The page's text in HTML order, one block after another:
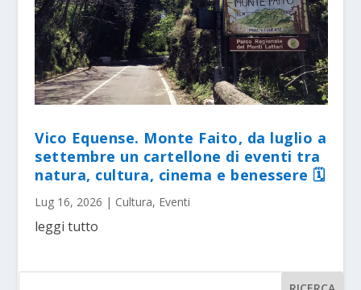
Vico Equense. Monte Faito, da luglio a
settembre un cartellone di eventi tra
natura, cultura, cinema e benessere 🗓
Lug 16, 2026 | Cultura, Eventi
leggi tutto